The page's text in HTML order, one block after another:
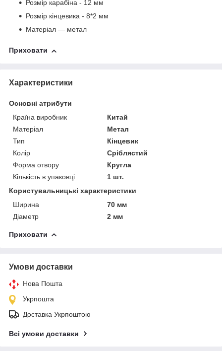
Розмір карабіна - 12 мм
Розмір кінцевика - 8*2 мм
Матеріал — метал
Приховати
Характеристики
Основні атрибути
Країна виробник
Китай
Матеріал
Метал
Тип
Кінцевик
Колір
Сріблястий
Форма отвору
Кругла
Кількість в упаковці
1 шт.
Користувальницькі характеристики
Ширина
70 мм
Діаметр
2 мм
Приховати
Умови доставки
Нова Пошта
Укрпошта
Доставка Укрпоштою
Всі умови доставки